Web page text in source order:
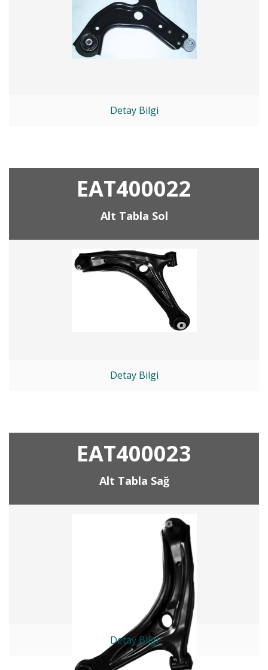
Detay Bilgi
EAT400022
Alt Tabla Sol
Detay Bilgi
EAT400023
Alt Tabla Sağ
Detay Bilgi